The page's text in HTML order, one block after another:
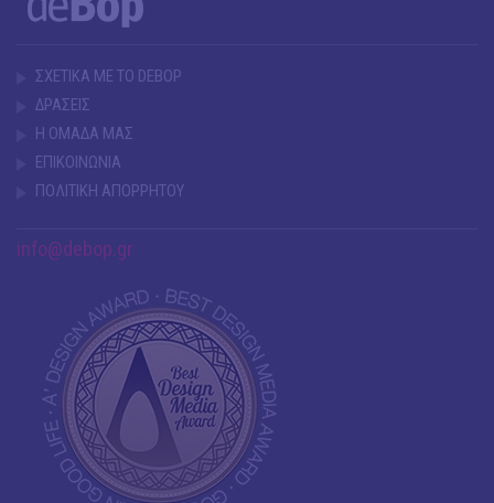
ΣΧΕΤΙΚΑ ΜΕ ΤΟ DEBOP
ΔΡΑΣΕΙΣ
Η ΟΜΑΔΑ ΜΑΣ
ΕΠΙΚΟΙΝΩΝΙΑ
ΠΟΛΙΤΙΚΗ ΑΠΟΡΡΗΤΟΥ
info@debop.gr